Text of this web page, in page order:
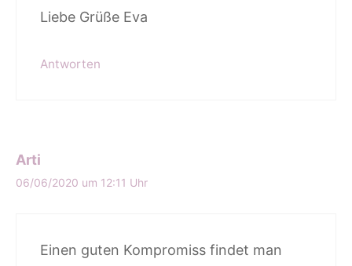
Liebe Grüße Eva
Antworten
Arti
06/06/2020 um 12:11 Uhr
Einen guten Kompromiss findet man